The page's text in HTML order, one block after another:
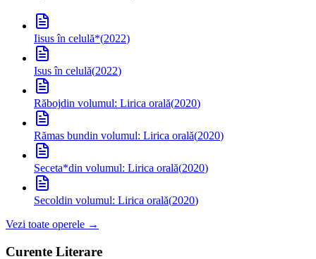
Iisus în celulă*(2022)
Isus în celulă(2022)
Răbojdin volumul: Lirica orală(2020)
Rămas bundin volumul: Lirica orală(2020)
Seceta*din volumul: Lirica orală(2020)
Secoldin volumul: Lirica orală(2020)
Vezi toate operele →
Curente Literare